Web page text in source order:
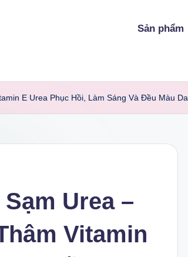
Sản phẩm
E Urea Phục Hồi, Làm Sáng Và Đều Màu Da
Urea –
Vitamin